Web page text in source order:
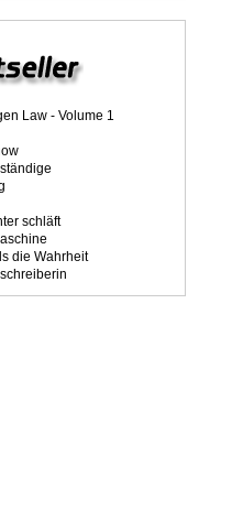
Law - Volume 1
schläft
die Wahrheit